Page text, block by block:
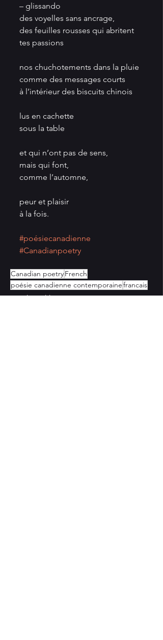
– glissando
des voyelles sans ancrage,
des feuilles rousses qui abritent
tes passions
nos chuchotements dans la pluie
comme des messages courts
à l’intérieur des biscuits chinois
lus en cachette
sous la table
et qui n’ont pas de sens,
mais qui font,
comme l’automne,
peur et plaisir
à la fois.
#poésiecanadienne
#Canadianpoetry
Canadian poetryFrench
poésie canadienne contemporainefrancais
creative writing